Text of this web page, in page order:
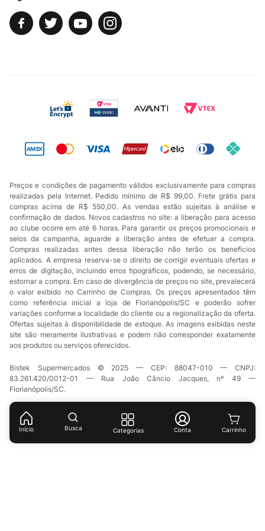
Início Busca Categorias Conta
Preços e condições de pagamento válidos exclusivamente para compras
realizadas pela Internet. Pedido mínimo de R$ 99,00. Frete grátis para
compras acima de R$ 550,00. As vendas estão sujeitas à análise e
confirmação de dados. Novos cadastros no site: a liberação para acesso
ao clube ocorre em até 6 horas. Para garantir os preços promocionais e
selos da campanha, aguarde a liberação antes de efetuar a compra.
Compras realizadas antes dessa liberação não terão os benefícios
aplicados. A empresa reserva-se o direito de corrigir eventuais ofertas e
erros de digitação, incluindo erros tipográficos, podendo, se necessário,
estornar a compra. Em caso de divergência de preços no site, prevalecerá
o valor exibido no Carrinho de Compras. Os preços apresentados têm
como referência inicial a loja de Florianópolis/SC e poderão sofrer
variações conforme a localidade do cliente ou a regionalização da oferta.
Ofertas sujeitas à disponibilidade de estoque. As imagens exibidas neste
site são meramente ilustrativas e podem não corresponder exatamente
aos produtos ou serviços oferecidos.
Bistek Supermercados © 2025 — CEP: 88047-010 — CNPJ:
83.261.420/0012-01 — Rua João Câncio Jacques, nº 49 —
Florianópolis/SC.